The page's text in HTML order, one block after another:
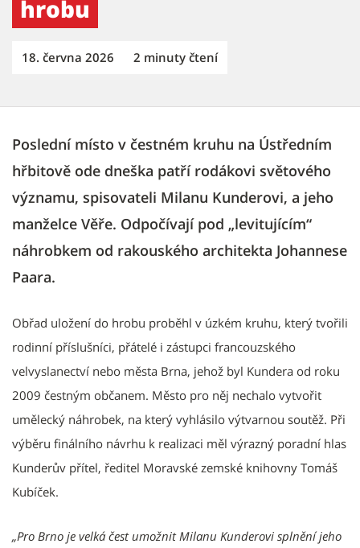
hrobu
18. června 2026 2 minuty čtení
Poslední místo v čestném kruhu na Ústředním
hřbitově ode dneška patří rodákovi světového
významu, spisovateli Milanu Kunderovi, a jeho
manželce Věře. Odpočívají pod „levitujícím“
náhrobkem od rakouského architekta Johannese
Paara.
Obřad uložení do hrobu proběhl v úzkém kruhu, který tvořili
rodinní příslušníci, přátelé i zástupci francouzského
velvyslanectví nebo města Brna, jehož byl Kundera od roku
2009 čestným občanem. Město pro něj nechalo vytvořit
umělecký náhrobek, na který vyhlásilo výtvarnou soutěž. Při
výběru finálního návrhu k realizaci měl výrazný poradní hlas
Kunderův přítel, ředitel Moravské zemské knihovny Tomáš
Kubíček.
„Pro Brno je velká čest umožnit Milanu Kunderovi splnění jeho